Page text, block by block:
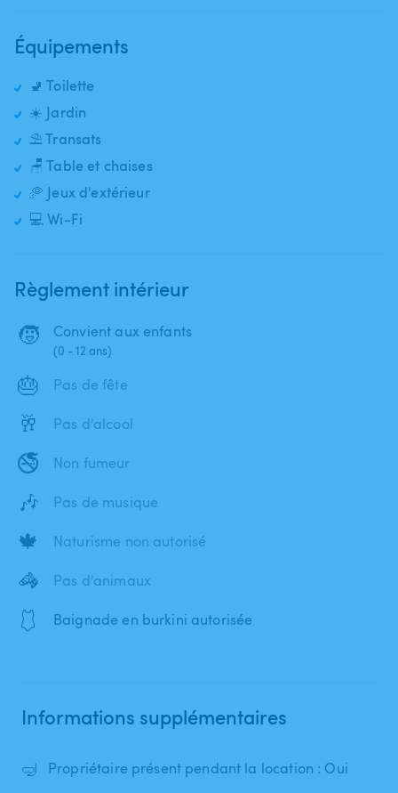
Équipements
🚽 Toilette
☀️ Jardin
⛱️ Transats
🪑 Table et chaises
🥏 Jeux d'extérieur
💻 Wi-Fi
Règlement intérieur
🧒 Convient aux enfants
(0 - 12 ans)
🎂 Pas de fête
🥂 Pas d'alcool
🚭 Non fumeur
🎶 Pas de musique
🍁 Naturisme non autorisé
🦓 Pas d'animaux
🩱 Baignade en burkini autorisée
Informations supplémentaires
🤿 Propriétaire présent pendant la location : Oui